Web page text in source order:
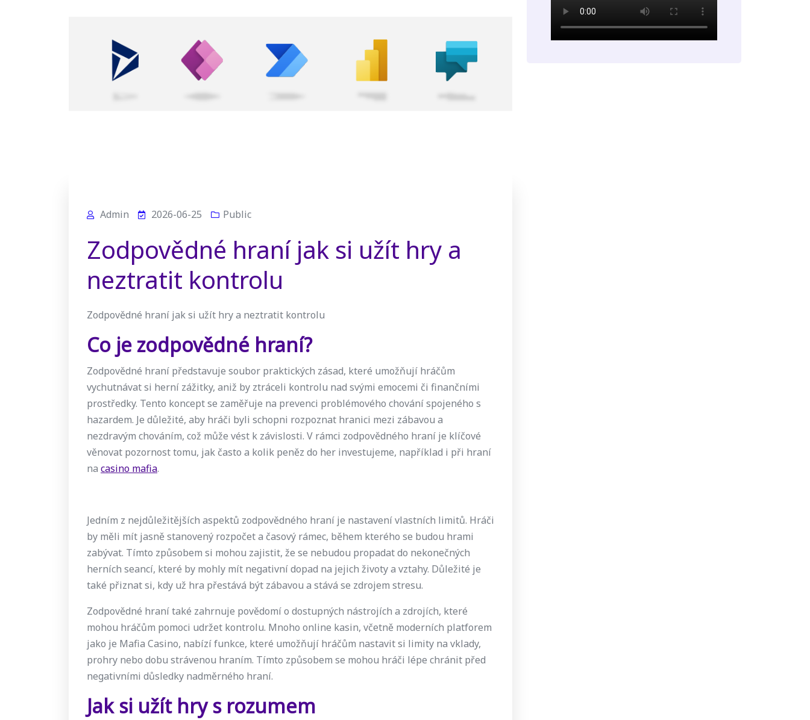
Admin 2026-06-25 Public
Zodpovědné hraní jak si užít hry a
neztratit kontrolu
Zodpovědné hraní jak si užít hry a neztratit kontrolu
Co je zodpovědné hraní?
Zodpovědné hraní představuje soubor praktických zásad, které umožňují hráčům
vychutnávat si herní zážitky, aniž by ztráceli kontrolu nad svými emocemi či finančními
prostředky. Tento koncept se zaměřuje na prevenci problémového chování spojeného s
hazardem. Je důležité, aby hráči byli schopni rozpoznat hranici mezi zábavou a
nezdravým chováním, což může vést k závislosti. V rámci zodpovědného hraní je klíčové
věnovat pozornost tomu, jak často a kolik peněz do her investujeme, například i při hraní
na casino mafia.
Jedním z nejdůležitějších aspektů zodpovědného hraní je nastavení vlastních limitů. Hráči
by měli mít jasně stanovený rozpočet a časový rámec, během kterého se budou hrami
zabývat. Tímto způsobem si mohou zajistit, že se nebudou propadat do nekonečných
herních seancí, které by mohly mít negativní dopad na jejich životy a vztahy. Důležité je
také přiznat si, kdy už hra přestává být zábavou a stává se zdrojem stresu.
Zodpovědné hraní také zahrnuje povědomí o dostupných nástrojích a zdrojích, které
mohou hráčům pomoci udržet kontrolu. Mnoho online kasin, včetně moderních platforem
jako je Mafia Casino, nabízí funkce, které umožňují hráčům nastavit si limity na vklady,
prohry nebo dobu strávenou hraním. Tímto způsobem se mohou hráči lépe chránit před
negativními důsledky nadměrného hraní.
Jak si užít hry s rozumem